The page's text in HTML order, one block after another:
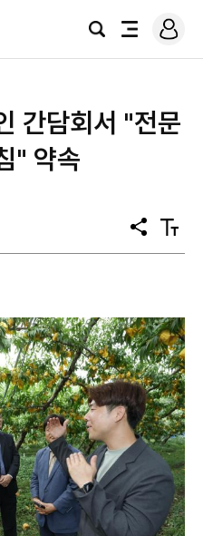
검
전
로
그
간담회서 "전문
" 약속
공
유
텍
스